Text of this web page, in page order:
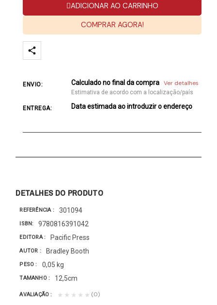
ADICIONAR AO CARRINHO
COMPRAR AGORA!
ENVIO: Calculado no final da compra Ver detalhes
Estimativa de acordo com a localização/país
ENTREGA: Data estimada ao introduzir o endereço
DETALHES DO PRODUTO
REFERÊNCIA 301094
ISBN 9780816391042
EDITORA Pacific Press
AUTOR Bradley Booth
PESO 0,05 kg
TAMANHO 12,5cm
AVALIAÇÃO ★★★★★ (0)